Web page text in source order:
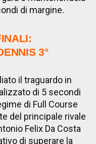
di margine.
3°
il traguardo in
di 5 secondi
di Full Course
del principale rivale
Felix Da Costa
di superare la